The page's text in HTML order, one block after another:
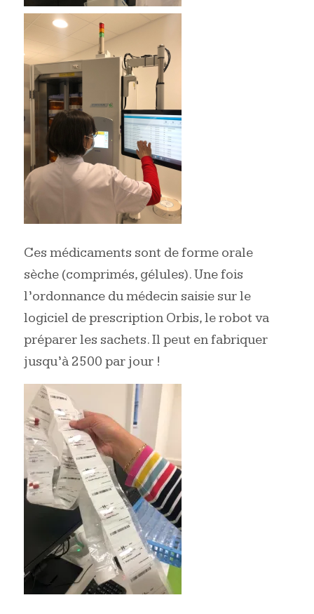
Ces médicaments sont de forme orale
sèche (comprimés, gélules). Une fois
l’ordonnance du médecin saisie sur le
logiciel de prescription Orbis, le robot va
préparer les sachets. Il peut en fabriquer
jusqu’à 2500 par jour !